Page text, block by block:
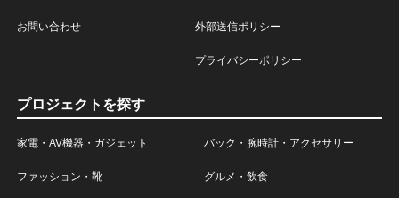
お問い合わせ 外部送信ポリシー
プライバシーポリシー
プロジェクトを探す
家電・AV機器・ガジェット バック・腕時計・アクセサリー
ファッション・靴 グルメ・飲食